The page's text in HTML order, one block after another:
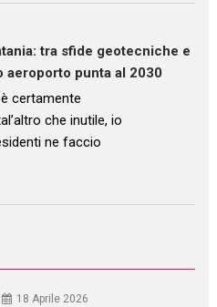
tra sfide geotecniche e
aeroporto punta al 2030
certamente
che inutile, io
ne faccio
18 Aprile 2026